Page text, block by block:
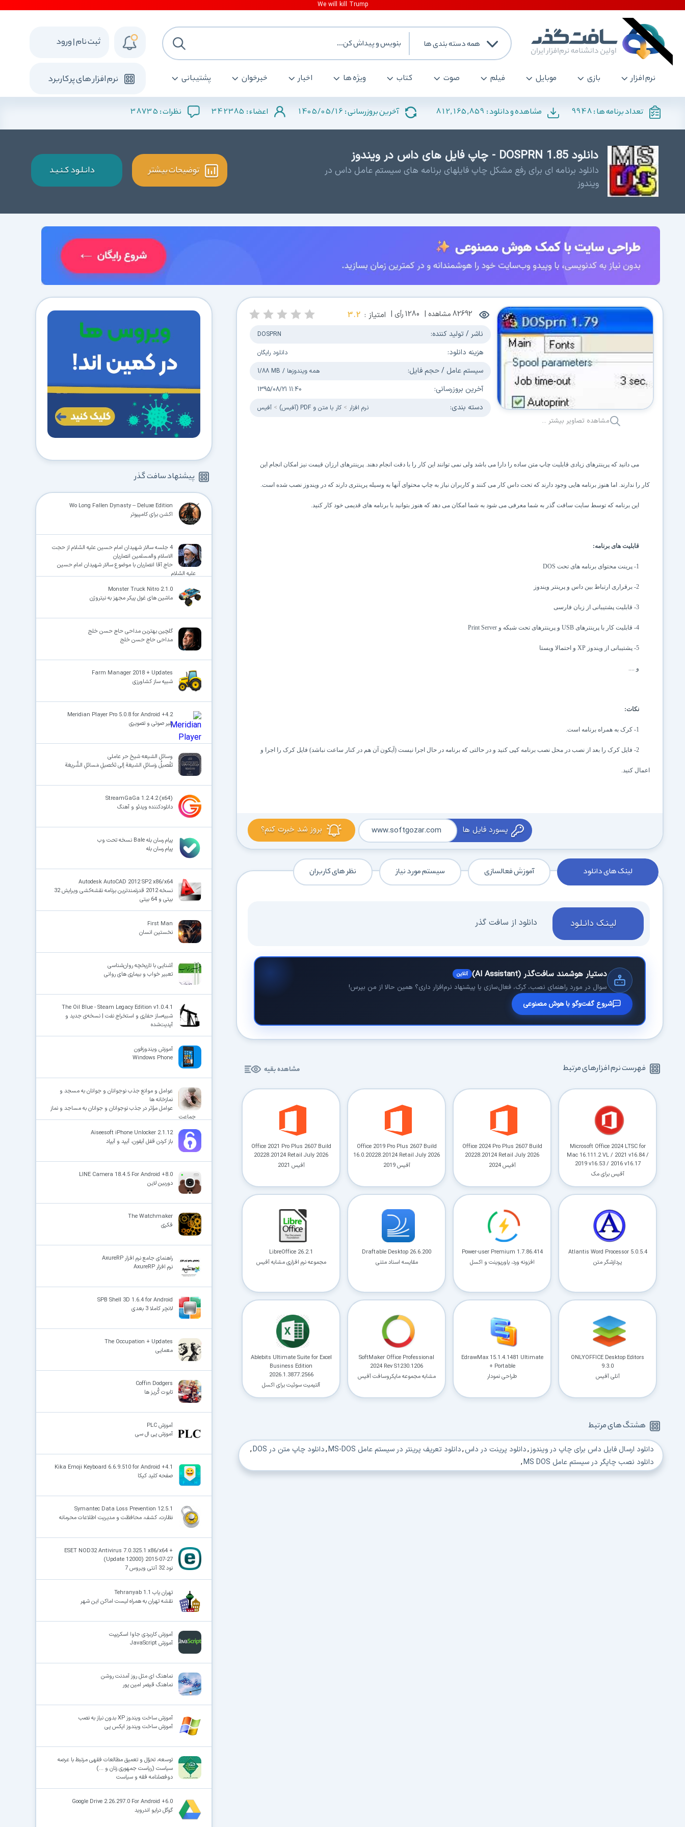
همه دسته بندی ها
نرم افزار بازی موبایل فیلم صوت کتاب ویژه ها اخبار خبرخوان پشتیبانی نرم افزار های پرکاربرد
ثبت نام | ورود
تعداد برنامه ها :9948 مشاهده و دانلود : 812,165,859 آخرین بروزرسانی : 1405/05/16 اعضاء : 342385 نظرات : 38735
دانلود DOSPRN 1.85 - چاپ فایل های داس در ویندوز
دانلود برنامه ای برای رفع مشکل چاپ فایلهای برنامه های سیستم عامل داس در
ویندوز
توضیحات بیشتر دانـلـود کـنـیـد
مشاهده تصاویر بیشتر ...
82692مشاهده | 1280رأی | امتیاز : 3.2
ناشر / تولید کننده: DOSPRN
هزینه دانلود: دانلود رایگان
سیستم عامل / حجم فایل: 1/88 MB / همه ویندوزها
آخرین بروزرسانی: 1395/08/21 11:40
دسته بندی: نرم افزار کار با متن و PDF (آفیس) آفیس
می دانید که پرینترهای زیادی قابلیت چاپ متن ساده را دارا می باشد ولی نمی توانند این کار را با دقت انجام دهند. پرینترهای ارزان قیمت نیز امکان انجام این
کار را ندارند. اما هنوز برنامه هایی وجود دارند که تحت داس کار می کنند و کاربران نیاز به چاپ محتوای آنها به وسیله پرینتری دارند که در ویندوز نصب شده است.
این برنامه که توسط سایت سافت گذر به شما معرفی می شود به شما امکان می دهد که هنوز بتوانید با برنامه های قدیمی خود کار کنید.
قابلیت های برنامه:
1- پرینت محتوای برنامه های تحت DOS
2- برقراری ارتباط بین داس و پرینتر ویندوز
3- قابلیت پشتیبانی از زبان فارسی
4- قابلیت کار با پرینترهای USB و پرینترهای تحت شبکه و Print Server
5- پشتیبانی از ویندوز XP و احتمالا ویستا
و ....
نکات:
1- کرک به همراه برنامه است.
2- فایل کرک را بعد از نصب در محل نصب برنامه کپی کنید و در حالتی که برنامه در حال اجرا نیست (آیکون آن هم در کنار ساعت نباشد) فایل کرک را اجرا و
اعمال کنید.
بروز شد خبرت کنم؟ پسورد فایل ها www.softgozar.com
لینک های دانلود آموزش فعالسازی سیستم مورد نیاز نظر های کاربران
لیـنـک دانـلـود دانلود از سافت گذر
دستیار هوشمند سافت‌گذر (AI Assistant) آنلاین
سوال در مورد راهنمای نصب، کرک، فعال‌سازی یا پیشنهاد نرم‌افزار داری؟ همین حالا از من بپرس!
شروع گفت‌وگو با هوش مصنوعی
فهرست نرم افزارهای مرتبط مشاهده بقیه
Microsoft Office 2024 LTSC for
Mac 16.111.2 VL / 2021 v16.84 /
2019 v16.53 / 2016 v16.17
آفیس برای مک
Office 2024 Pro Plus 2607 Build
20228.20124 Retail July 2026
آفیس 2024
Office 2019 Pro Plus 2607 Build
16.0.20228.20124 Retail July 2026
آفیس 2019
Office 2021 Pro Plus 2607 Build
20228.20124 Retail July 2026
آفیس 2021
Atlantis Word Processor 5.0.5.4
پردازشگر متن
Power-user Premium 1.7.86.414
افزونه ورد، پاورپوینت و اکسل
Draftable Desktop 26.6.200
مقایسه اسناد متنی
LibreOffice 26.2.1
مجموعه نرم افزاری مشابه آفیس
ONLYOFFICE Desktop Editors
9.3.0
آنلی آفیس
EdrawMax 15.1.4.1481 Ultimate
+ Portable
طراحی نمودار
SoftMaker Office Professional
2024 Rev S1230.1206
مشابه مجموعه مایکروسافت آفیس
Ablebits Ultimate Suite for Excel
Business Edition
2026.1.3877.2566
آلتیمیت سوئیت برای اکسل
هشتگ های مرتبط
دانلود ارسال فایل داس برای چاپ در ویندوز,دانلود پرینت در داس,دانلود تعریف پرینتر در سیستم عامل MS-DOS ,دانلود چاپ متن در DOS
,
دانلود نصب چاپگر در سیستم عامل MS DOS
,
پیشنهاد سافت گذر
Wo Long Fallen Dynasty – Deluxe Edition
اکشن برای کامپیوتر
4 جلسه سالار شهیدان امام حسین علیه السّلام از حجت
الاسلام والمسلمین انصاریان
حاج آقا انصاریان با موضوع سالار شهیدان امام حسین
علیه السّلام
Monster Truck Nitro 2.1.0
ماشین های غول پیکر مجهز به نیتروژن
گلچین بهترین مداحی حاج حسن خلج
مداحی حاج حسن خلج
Farm Manager 2018 + Updates
شبیه ساز کشاورزی
Meridian Player Pro 5.0.8 for Android +4.2
پلیر صوتی و تصویری
وسائل الشیعه شیخ حر عاملی
تَفْصیلُ وَسائلِ الشیعَة إلی تَحْصیلِ مَسائلِ الشَّریعَة
StreamGaGa 1.2.4.2 (x64)
دانلودکننده ویدئو و آهنگ
پیام رسان بله Bale نسخه تحت وب
پیام رسان بله
Autodesk AutoCAD 2012 SP2 x86/x64
نسخه 2012 قدرتمندترین برنامه نقشه‌کشی ویرایش 32
بیتی و 64 بیتی
First Man
نخستین انسان
آشنایی با تاریخچه روان‌شناسی
تعبیر خواب و بیماری های روانی
The Oil Blue - Steam Legacy Edition v1.0.4.1
شبیه‌ساز حفاری و استخراج نفت | نسخه‌ی جدید و
آپدیت‌شده
آموزش ویندوزفون
Windows Phone
عوامل و موانع جذب نوجوانان و جوانان به مسجد و
نمازخانه ها
عوامل مؤثر در جذب نوجوانان و جوانان به مساجد و نماز
جماعت
Aiseesoft iPhone Unlocker 2.1.12
باز کردن قفل آیفون، آیپد و آیپاد
LINE Camera 18.4.5 For Android +8.0
دوربین لاین
The Watchmaker
فکری
راهنمای جامع نرم افزار AxureRP
نرم افزار AxureRP
SPB Shell 3D 1.6.4 for Android
لانچر کاملا 3 بعدی
The Occupation + Updates
معمایی
Coffin Dodgers
تابوت گُریز ها
آموزش PLC
آموزش پی ال سی
Kika Emoji Keyboard 6.6.9.510 for Android +4.1
صفحه کلید کیکا
Symantec Data Loss Prevention 12.5.1
نظارت، کشف، محافظت و مدیریت اطلاعات محرمانه
ESET NOD32 Antivirus 7.0.325.1 x86/x64 +
(Update 12000) 2015-07-27
نود 32 آنتی ویروس 7
تهران یاب Tehranyab 1.1
نقشه تهران به همراه لیست اماکن این شهر
آموزش کاربردی جاوا اسکریپت
آموزش JavaScript
نماهنگ ای مثل روز آمدنت روشن
نماهنگ قیصر امین پور
آموزش ساخت ویندوز XP بدون نیاز به نصب
آموزش ساخت ویندوز ایکس پی
توسعه، تحوّل و تعمیق مطالعات فقهی مرتبط با عرصه
سیاست (ریاست جمهوری زنان و ...)
دوفصلنامه فقه و سیاست
Google Drive 2.26.297.0 For Android +6.0
گوگل درایو اندروید
15
⭐ بیش از۱۹۰,۰۰۰کاربر عضو ویژه
⭐ با عضویت ویژه، تمام محدودیت‌ها را بردارید:
دستیار هوشمند AI (ویژه اعضای VIP)
کاربردی
✓ دانلود فوری و بی‌معطلی: حذف کامل صف و زمان انتظار برای تمام فایل‌ها
حداکثر سرعت پهنای باند:استفاده از تمام سرعت اینترنت با ۳۲ کانکشن
ادامه دانلود پس از قطع اینترنت و دانلود موازی چند فایل
آرشیو کامل نسخه‌ها:دسترسی به تمام نسخه‌های قدیمی نرم‌افزارها
⚡ ارتقا به حساب VIP و دانلود فوری
⭐ (معادل ماهیانه 27,250 تومان در اشتراک یک‌ساله)
قبلاً عضو شدم — ورود به حساب کاربری